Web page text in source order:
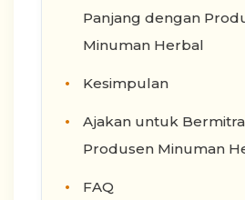
Panjang dengan
Minuman Herbal
Kesimpulan
Ajakan untuk
Produsen Minuman
FAQ